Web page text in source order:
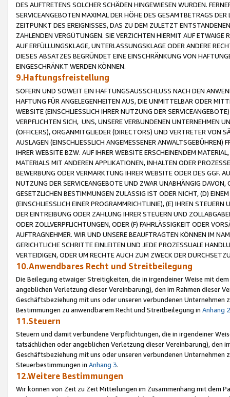
DES AUFTRETENS SOLCHER SCHÄDEN HINGEWIESEN WURDEN.
SERVICEANGEBOTEN MAXIMAL DER HÖHE DES GESAMTBETRAGS
ZEITPUNKT DES EREIGNISSES, DAS ZU DEM ZULETZT
ZAHLENDEN VERGÜTUNGEN. SIE VERZICHTEN HIERMIT AUF
AUF ERFÜLLUNGSKLAGE, UNTERLASSUNGSKLAGE ODER ANDERE
DIESES ABSATZES BEGRÜNDET EINE EINSCHRÄNKUNG VON
EINGESCHRÄNKT WERDEN KÖNNEN.
9.Haftungsfreistellung
SOFERN UND SOWEIT EIN HAFTUNGSAUSSCHLUSS NACH DEN
HAFTUNG FÜR ANGELEGENHEITEN AUS, DIE UNMITTELBAR ODER
WEBSITE (EINSCHLIESSLICH IHRER NUTZUNG DER
VERPFLICHTEN SICH, UNS, UNSERE VERBUNDENEN UNTERNEHMEN
(OFFICERS), ORGANMITGLIEDER (DIRECTORS) UND VERTRETER VON
AUSLAGEN (EINSCHLIESSLICH ANGEMESSENER
IHRER WEBSITE BZW. AUF IHRER WEBSITE ERSCHEINENDEM
MATERIALS MIT ANDEREN APPLIKATIONEN, INHALTEN ODER
BEWERBUNG ODER VERMARKTUNG IHRER WEBSITE ODER DES GGF.
NUTZUNG DER SERVICEANGEBOTE UND ZWAR UNABHÄNGIG
GESETZLICHEN BESTIMMUNGEN ZULÄSSIG IST ODER NICHT, (D)
(EINSCHLIESSLICH EINER PROGRAMMRICHTLINIE), (E) IHREN
DER EINTREIBUNG ODER ZAHLUNG IHRER STEUERN UND
ODER ZOLLVERPFLICHTUNGEN, ODER (F) FAHRLÄSSIGKEIT ODER
AUFTRAGNEHMER. WIR UND UNSERE BEAUFTRAGTEN KÖNNEN IM
GERICHTLICHE SCHRITTE EINLEITEN UND JEDE PROZESSUALE
VERTEIDIGEN, ODER UM RECHTE AUCH ZUM ZWECK DER
10.Anwendbares Recht und Streitbeilegung
Die Beilegung etwaiger Streitigkeiten, die in irgendeiner Weise mit
angeblichen Verletzung dieser Vereinbarung), den im Rahmen dieser
Geschäftsbeziehung mit uns oder unseren verbundenen
Bestimmungen zu anwendbarem Recht und Streitbeilegung in Anhang 2
11.Steuern
Steuern und damit verbundene Verpflichtungen, die in irgendeiner
tatsächlichen oder angeblichen Verletzung dieser Vereinbarung), den
Geschäftsbeziehung mit uns oder unseren verbundenen
Steuerbestimmungen in Anhang 3.
12.Weitere Bestimmungen
Wir können von Zeit zu Zeit Mitteilungen im Zusammenhang mit dem